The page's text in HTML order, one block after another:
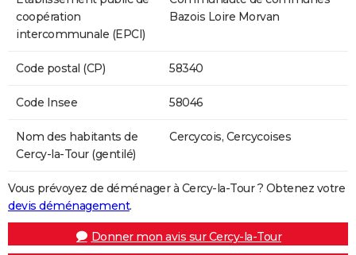
coopération
intercommunale (EPCI)
Bazois Loire Morvan
Code postal (CP) 58340
Code Insee 58046
Nom des habitants de
Cercy-la-Tour (gentilé)
Cercycois, Cercycoises
Vous prévoyez de déménager à Cercy-la-Tour ? Obtenez votre
devis déménagement.
Donner mon avis sur Cercy-la-Tour